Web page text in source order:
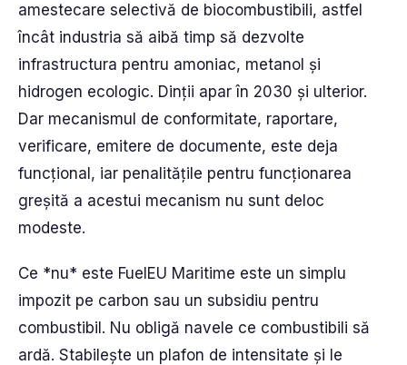
amestecare selectivă de biocombustibili, astfel
încât industria să aibă timp să dezvolte
infrastructura pentru amoniac, metanol și
hidrogen ecologic. Dinții apar în 2030 și ulterior.
Dar mecanismul de conformitate, raportare,
verificare, emitere de documente, este deja
funcțional, iar penalitățile pentru funcționarea
greșită a acestui mecanism nu sunt deloc
modeste.
Ce *nu* este FuelEU Maritime este un simplu
impozit pe carbon sau un subsidiu pentru
combustibil. Nu obligă navele ce combustibili să
ardă. Stabilește un plafon de intensitate și le